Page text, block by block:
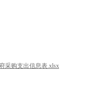
采购支出信息表.xlsx